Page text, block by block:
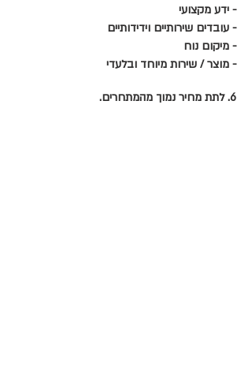
- ידע מקצועי
- עובדים שירותיים וידידותיים
- מיקום נוח
- מוצר / שירות מיוחד ובלעדי
6. לתת מחיר נמוך מהמתחרים.